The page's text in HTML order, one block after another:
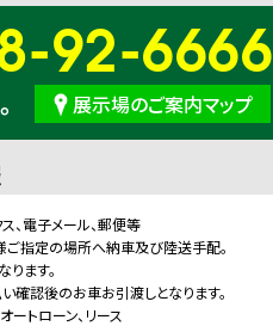
92-6666
展示場のご案内マップ
ス、電子メール、郵便等
ご指定の場所へ納車及び陸送手配。
ます。
確認後のお車お引渡しとなります。
ートローン、リース